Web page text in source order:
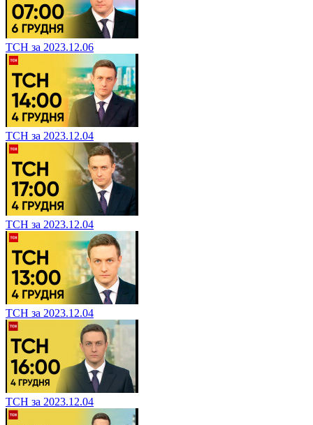
ТСН за 2023.12.06
ТСН за 2023.12.04
ТСН за 2023.12.04
ТСН за 2023.12.04
ТСН за 2023.12.04